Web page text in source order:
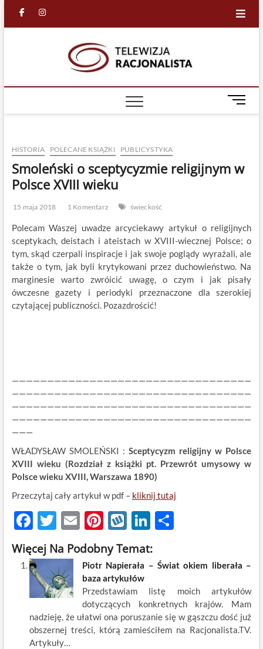
facebook
in
M
e
u
HISTORIA POLECANE KSIĄŻKI PUBLICYSTYKA
Smoleński o sceptycyzmie religijnym w
Polsce XVIII wieku
15 maja 2018 1 Komentarz świeckość
Polecam Waszej uwadze arcyciekawy artykuł o religijnych
sceptykach, deistach i ateistach w XVIII-wiecznej Polsce; o
tym, skąd czerpali inspiracje i jak swoje poglądy wyrażali, ale
także o tym, jak byli krytykowani przez duchowieństwo. Na
marginesie warto zwróicić uwagę, o czym i jak pisały
ówczesne gazety i periodyki przeznaczone dla szerokiej
czytającej publiczności. Pozazdrościć!
——————————————————————————————————
——————————————————————————————————
——————————————————————————————————
——————————————————————————————————
———
WŁADYSŁAW SMOLEŃSKI : Sceptycyzm religijny w Polsce
XVIII wieku (Rozdział z książki pt. Przewrót umysowy w
Polsce wieku XVIII, Warszawa 1890)
Przeczytaj cały artykuł w pdf – kliknij tutaj
F
ac
e
b
o
o
k
T
w
itt
er
E
m
ail
Pi
nt
er
es
t
W
k
o
p
Li
k
dI
n
S
ar
Więcej Na Podobny Temat:
Piotr Napierała – Świat okiem liberała –
baza artykułów
Przedstawiam listę moich artykułów
dotyczących konkretnych krajów. Mam
nadzieję, że ułatwi ona poruszanie się w gąszczu dość już
obszernej treści, którą zamieściłem na Racjonalista.TV.
Artykuły…